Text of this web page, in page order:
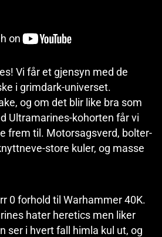
Vi får et gjensyn med de
i grimdark-universet.
og om det blir like bra som
Ultramarines-kohorten får vi
frem til. Motorsagsverd, bolter-
store kuler, og masse
0 forhold til Warhammer 40K.
hater heretics men liker
ser i hvert fall himla kul ut, og